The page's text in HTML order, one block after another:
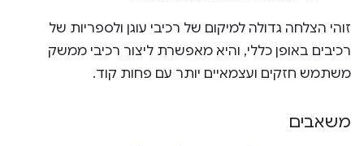
זוהי הצלחה גדולה למיקום של רכיבי עוגן ולספריות של
רכיבים באופן כללי, והיא מאפשרת ליצור רכיבי ממשק
משתמש חזקים ועצמאיים יותר עם פחות קוד.
משאבים